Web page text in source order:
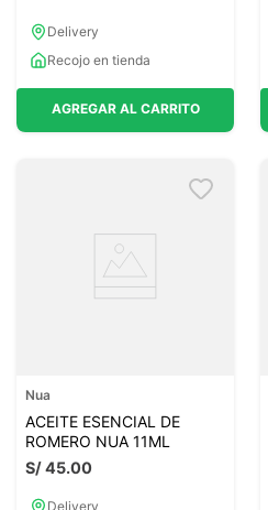
Delivery
Recojo en tienda
AGREGAR AL CARRITO
Nua
ACEITE ESENCIAL DE
ROMERO NUA 11ML
S/45.00
Delivery